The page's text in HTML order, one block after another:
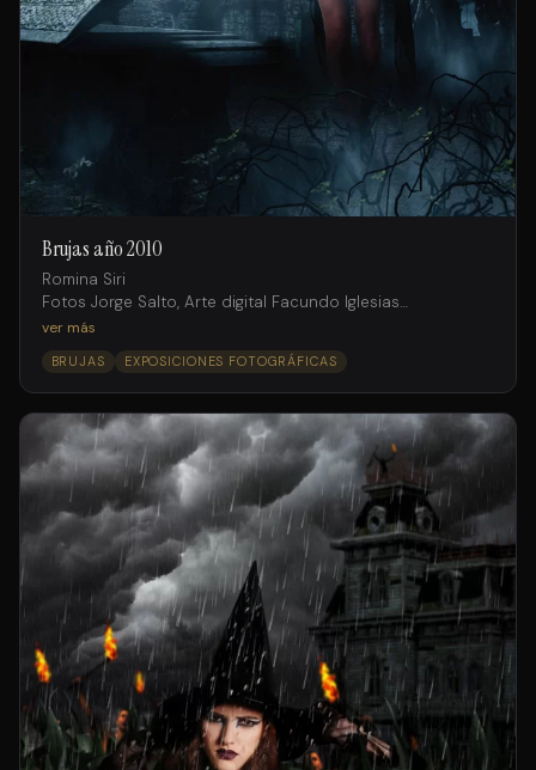
Brujas año 2010
Romina Siri
Fotos Jorge Salto, Arte digital Facundo Iglesias
Agencia Internacional Models
Producción
Mariana Solís
Asistentes de producción
Gustavo D’andraia
Jorge Salto (h)
Make-Up y Pelo
Bea Belaustegui
para Purpura Hair Space
ver más
BRUJAS EXPOSICIONES FOTOGRÁFICAS